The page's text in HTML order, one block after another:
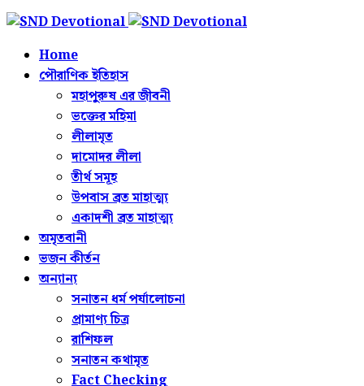
Home
পৌরাণিক ইতিহাস
মহাপুরুষ এর জীবনী
ভক্তের মহিমা
লীলামৃত
দামোদর লীলা
তীর্থ সমূহ
উপবাস ব্রত মাহাত্ম্য
একাদশী ব্রত মাহাত্ম্য
অমৃতবানী
ভজন কীর্তন
অন্যান্য
সনাতন ধর্ম পর্যালোচনা
প্রামাণ্য চিত্র
রাশিফল
সনাতন কথামৃত
Fact Checking